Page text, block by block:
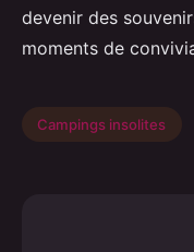
devenir des
moments de
Campings insolites